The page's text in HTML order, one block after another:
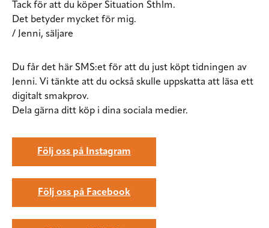
Tack för att du köper Situation Sthlm.
Det betyder mycket för mig.
/ Jenni, säljare
Du får det här SMS:et för att du just köpt tidningen av
Jenni. Vi tänkte att du också skulle uppskatta att läsa ett
digitalt smakprov.
Dela gärna ditt köp i dina sociala medier.
Följ oss på Instagram
Följ oss på Facebook